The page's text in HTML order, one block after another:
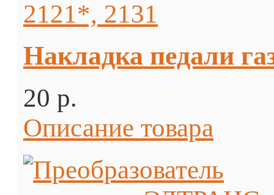
Накладка педали
20 p.
Описание товара